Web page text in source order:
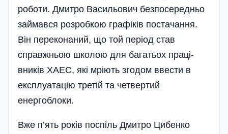
роботи. Дмитро Васильович безпосередньо
займався розробкою графіків постачання.
Він переконаний, що той період став
справжньою школою для багатьох праці­
вників ХАЕС, які мріють згодом ввести в
експлуатацію третій та четвертий
енергоблоки.
Вже п’ять років поспіль Дмитро Цибенко